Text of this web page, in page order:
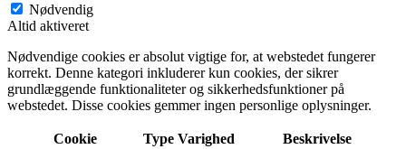
Nødvendig
Altid aktiveret
Nødvendige cookies er absolut vigtige for, at webstedet fungerer
korrekt. Denne kategori inkluderer kun cookies, der sikrer
grundlæggende funktionaliteter og sikkerhedsfunktioner på
webstedet. Disse cookies gemmer ingen personlige oplysninger.
Cookie Type Varighed Beskrivelse